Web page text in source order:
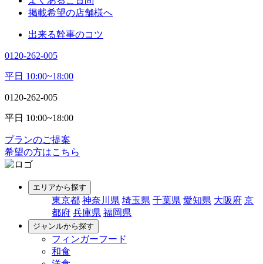
掲載希望の店舗様へ
出来る幹事のコツ
0120-262-005
平日 10:00~18:00
0120-262-005
平日 10:00~18:00
プランのご提案
希望の方はこちら
エリアから探す
東京都 神奈川県 埼玉県 千葉県 愛知県 大阪府 京
都府 兵庫県 福岡県
ジャンルから探す
フィンガーフード
和食